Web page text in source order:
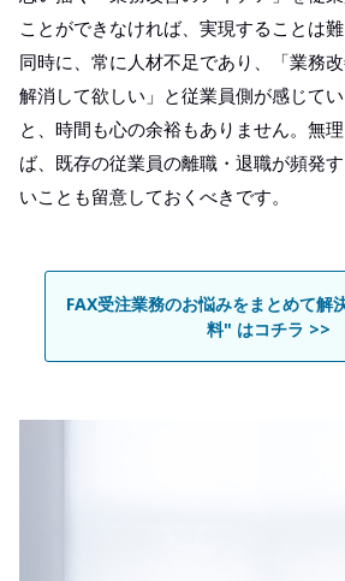
ことができなければ、実現することは難
同時に、常に人材不足であり、「業務
解消して欲しい」と従業員側が感じて
と、時間も心の余裕もありません。無
ば、既存の従業員の離職・退職が頻発
いことも留意しておくべきです。
FAX受注業務のお悩みをまとめて
料" はコチラ >>